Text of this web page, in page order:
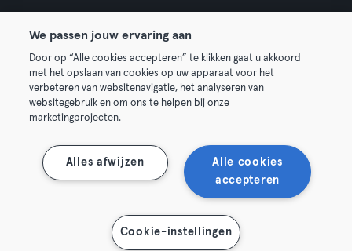
© 2026 Urban Sports Group GmbH. All rights reserved.
Termos & Condições
Rescindir contratos aqui Cancelar contratos aqui
We passen jouw ervaring aan
Door op “Alle cookies accepteren” te klikken gaat u akkoord
met het opslaan van cookies op uw apparaat voor het
verbeteren van websitenavigatie, het analyseren van
websitegebruik en om ons te helpen bij onze
marketingprojecten.
Alle cookies
accepteren
Alles afwijzen
Cookie-instellingen